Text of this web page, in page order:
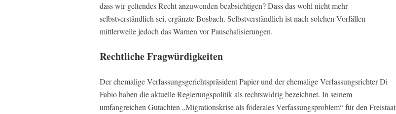
dass wir geltendes Recht anzuwenden beabsichtigen? Dass das wohl nicht mehr
selbstverständlich sei, ergänzte Bosbach. Selbstverständlich ist nach solchen Vorfällen
mittlerweile jedoch das Warnen vor Pauschalisierungen.
Rechtliche Fragwürdigkeiten
Der ehemalige Verfassungsgerichtspräsident Papier und der ehemalige Verfassungsrichter Di
Fabio haben die aktuelle Regierungspolitik als rechtswidrig bezeichnet. In seinem
umfangreichen Gutachten „Migrationskrise als föderales Verfassungsproblem“ für den Freistaat